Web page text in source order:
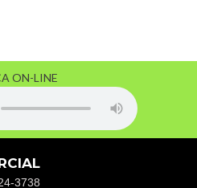
ON-LINE
3738